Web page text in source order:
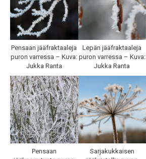
Pensaan jääfraktaaleja
puron varressa – Kuva:
Jukka Ranta
Lepän jääfraktaaleja
puron varressa – Kuva:
Jukka Ranta
Pensaan
Sarjakukkaisen